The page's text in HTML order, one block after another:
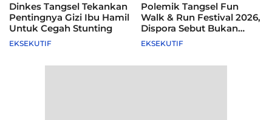
Dinkes Tangsel Tekankan
Pentingnya Gizi Ibu Hamil
Untuk Cegah Stunting
EKSEKUTIF
Polemik Tangsel Fun
Walk & Run Festival 2026,
Dispora Sebut Bukan
Agenda Pemkot
EKSEKUTIF